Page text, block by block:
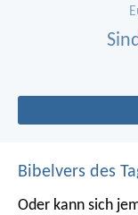
Bibelvers des
Oder kann sich